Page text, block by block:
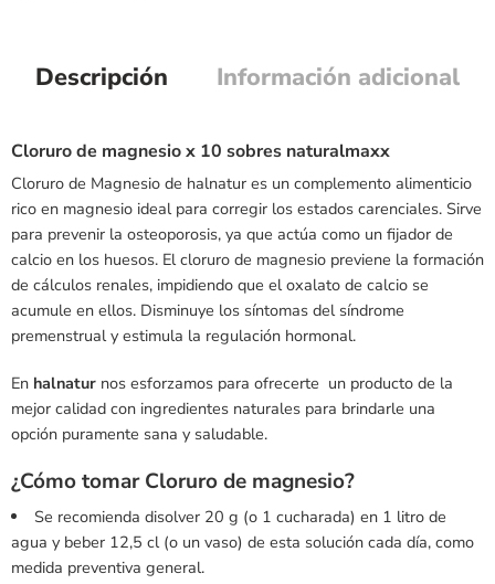
Descripción Información adicional
Cloruro de magnesio x 10 sobres naturalmaxx
Cloruro de Magnesio de halnatur es un complemento alimenticio
rico en magnesio ideal para corregir los estados carenciales. Sirve
para prevenir la osteoporosis, ya que actúa como un fijador de
calcio en los huesos. El cloruro de magnesio previene la formación
de cálculos renales, impidiendo que el oxalato de calcio se
acumule en ellos. Disminuye los síntomas del síndrome
premenstrual y estimula la regulación hormonal.
En halnatur nos esforzamos para ofrecerte un producto de la
mejor calidad con ingredientes naturales para brindarle una
opción puramente sana y saludable.
¿Cómo tomar Cloruro de magnesio?
Se recomienda disolver 20 g (o 1 cucharada) en 1 litro de
agua y beber 12,5 cl (o un vaso) de esta solución cada día, como
medida preventiva general.